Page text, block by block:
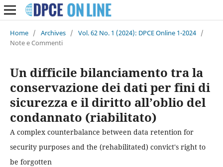
Home / Archives / Vol. 62 No. 1 (2024): DPCE Online 1-2024 /
Note e Commenti
Un difficile bilanciamento tra la
conservazione dei dati per fini di
sicurezza e il diritto all’oblio del
condannato (riabilitato)
A complex counterbalance between data retention for
security purposes and the (rehabilitated) convict's right to
be forgotten